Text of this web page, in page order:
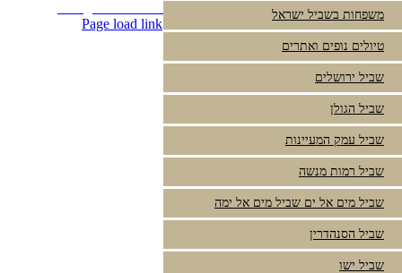
משפחות בשביל ישראל
טיולים נופים ואתרים
שביל ירושלים
שביל הגולן
שביל עמק המעיינות
שביל רמות מנשה
שביל מים אל ים שביל מים אל ימה
שביל הסנהדרין
שביל ישו
Page load link